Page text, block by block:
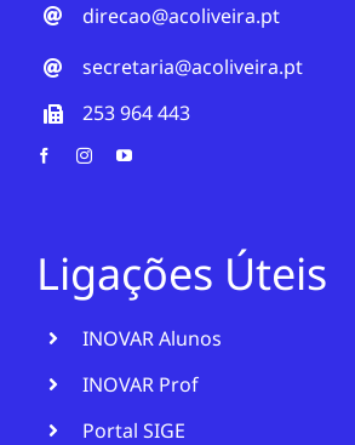
direcao@acoliveira.pt
secretaria@acoliveira.pt
253 964 443
Ligações Úteis
INOVAR Alunos
INOVAR Prof
Portal SIGE